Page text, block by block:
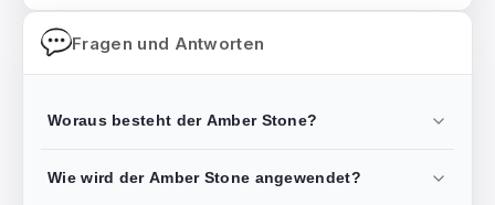
Fragen und Antworten
Woraus besteht der Amber Stone?
Wie wird der Amber Stone angewendet?